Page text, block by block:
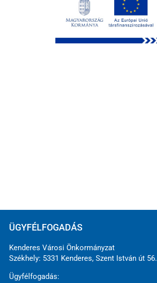
ÜGYFÉLFOGADÁS
Kenderes Városi Önkormányzat
Székhely: 5331 Kenderes, Szent István út 56.
Ügyfélfogadás: